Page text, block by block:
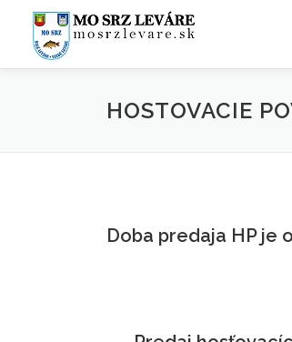
Prejsť
obsah
HOSTOVACIE
Doba predaja HP je